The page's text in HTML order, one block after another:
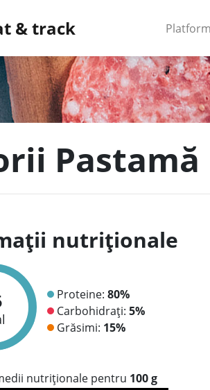
& track
nutriționale
Proteine: 80%
Carbohidrați: 5%
Grăsimi: 15%
nutriționale pentru 100 g